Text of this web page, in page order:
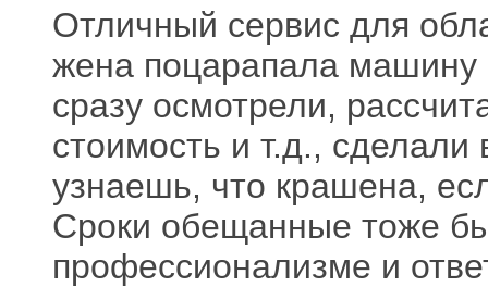
Отличный сервис для
жена поцарапала машину
сразу осмотрели,
стоимость и т.д., сделали
узнаешь, что крашена,
Сроки обещанные тоже
профессионализме и